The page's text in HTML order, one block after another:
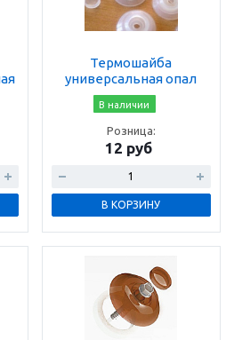
Термошайба
универсальная опал
В наличии
Розница:
12 руб
В КОРЗИНУ